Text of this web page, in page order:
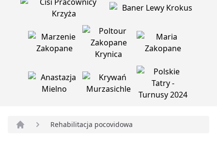
Rehabilitacja pocovidowa